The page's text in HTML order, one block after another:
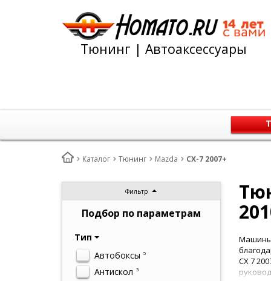
Тюнинг | Автоаксессуары
Каталог Тюнинг Mazda CX-7 2007+
Фильтр
Подбор по параметрам
Тип
Автобоксы 5
Антискол 3
Машины
СХ 7